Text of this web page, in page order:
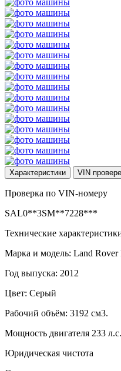
Характеристики VIN
Проверка по VIN-номеру
SAL0**3SM**7228***
Технические
Марка и модель: Land Rover
Год выпуска: 2012
Цвет: Серый
Рабочий объём: 3192 см3.
Мощность двигателя 233 л.с.
Юридическая чистота